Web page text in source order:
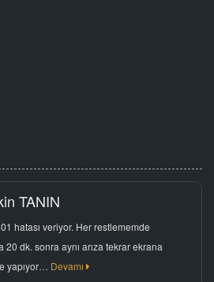
TANIN
hatası veriyor. Her restlememde
dk. sonra aynı arıza tekrar ekrana
yapıyor… Devamı